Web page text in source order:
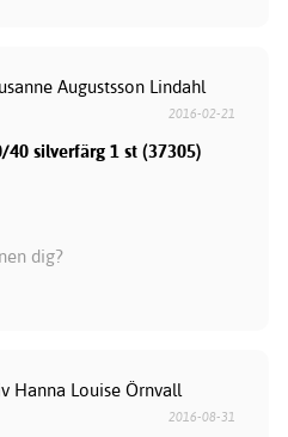
Augustsson Lindahl
2016-02-21
40 silverfärg 1 st (37305)
dig?
Hanna Louise Örnvall
2016-08-31